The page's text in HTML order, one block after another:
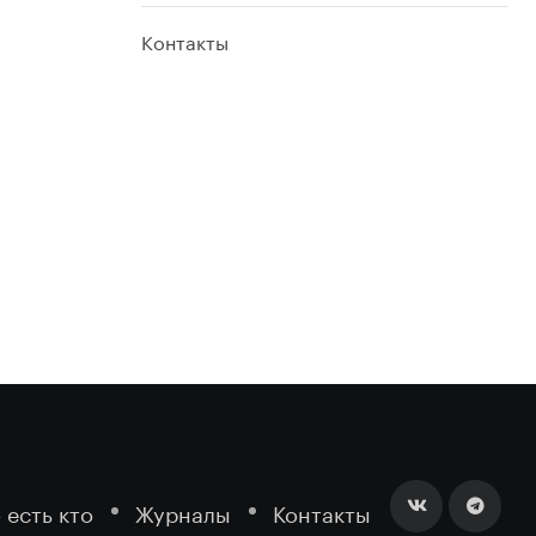
Контакты
кто Журналы Контакты